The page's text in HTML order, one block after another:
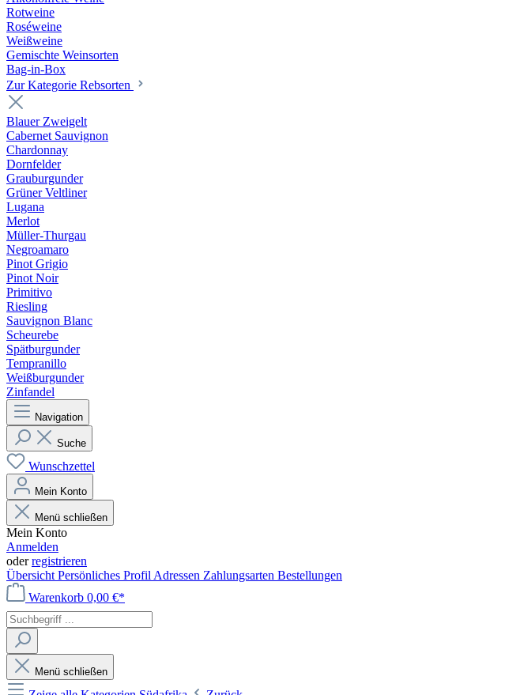
Rotweine
Roséweine
Weißweine
Gemischte Weinsorten
Bag-in-Box
Zur Kategorie Rebsorten
Blauer Zweigelt
Cabernet Sauvignon
Chardonnay
Dornfelder
Grauburgunder
Grüner Veltliner
Lugana
Merlot
Müller-Thurgau
Negroamaro
Pinot Grigio
Pinot Noir
Primitivo
Riesling
Sauvignon Blanc
Scheurebe
Spätburgunder
Tempranillo
Weißburgunder
Zinfandel
Navigation
Suche
Wunschzettel
Mein Konto
Menü schließen
Mein Konto
Anmelden
oderregistrieren
Übersicht Persönliches Profil Adressen Zahlungsarten Bestellungen
Warenkorb 0,00 €*
Menü schließen